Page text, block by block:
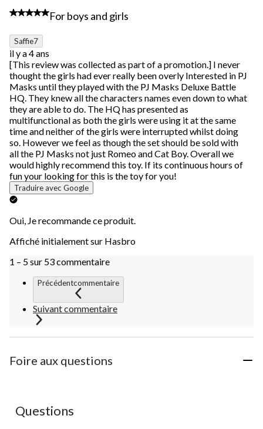
5 étoile(s) sur 5.
For boys and girls
Saffie7
il y a 4 ans
[This review was collected as part of a promotion.] I never
thought the girls had ever really been overly Interested in PJ
Masks until they played with the PJ Masks Deluxe Battle
HQ. They knew all the characters names even down to what
they are able to do. The HQ has presented as
multifunctional as both the girls were using it at the same
time and neither of the girls were interrupted whilst doing
so. However we feel as though the set should be sold with
all the PJ Masks not just Romeo and Cat Boy. Overall we
would highly recommend this toy. If its continuous hours of
fun your looking for this is the toy for you!
Traduire avec Google
Oui, Je recommande ce produit.
Affiché initialement sur Hasbro
1 – 5 sur 53 commentaire
Précédentcommentaire
Suivant commentaire
Foire aux questions
Aucune question n'a été posée sur ce produit.
Questions